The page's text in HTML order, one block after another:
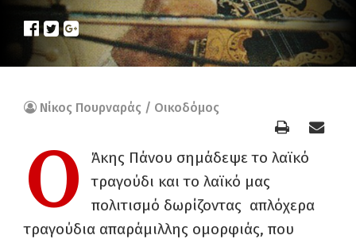
Νίκος Πουρναράς / Οικοδόμος
Ο
Άκης Πάνου σημάδεψε το λαϊκό
τραγούδι και το λαϊκό μας
πολιτισμό δωρίζοντας απλόχερα
τραγούδια απαράμιλλης ομορφιάς, που